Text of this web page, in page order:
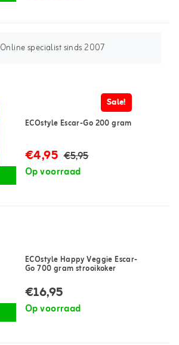
Online specialist sinds 2007
Sale!
ECOstyle Escar-Go 200 gram
€4,95 €5,95
Op voorraad
ECOstyle Happy Veggie Escar-
Go 700 gram strooikoker
€16,95
Op voorraad